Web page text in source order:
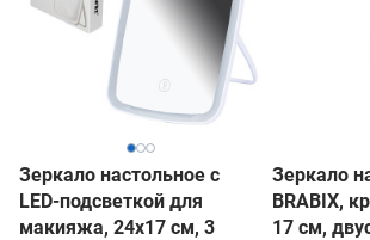
Зеркало настольное с
LED-подсветкой для
макияжа, 24х17 см, 3
Зеркало
BRABIX,
17 см,